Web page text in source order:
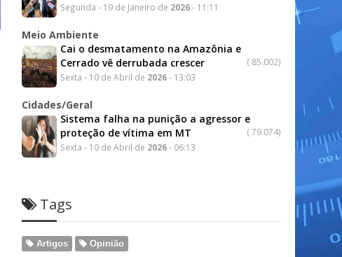
Segunda - 19 de Janeiro de 2026- 11:11
Meio Ambiente
Cai o desmatamento na Amazônia e
Cerrado vê derrubada crescer
( 85.002)
Sexta - 10 de Abril de 2026- 13:03
Cidades/Geral
Sistema falha na punição a agressor e
proteção de vítima em MT
(79.074)
Sexta - 10 de Abril de 2026- 06:13
Tags
Artigos Opinião